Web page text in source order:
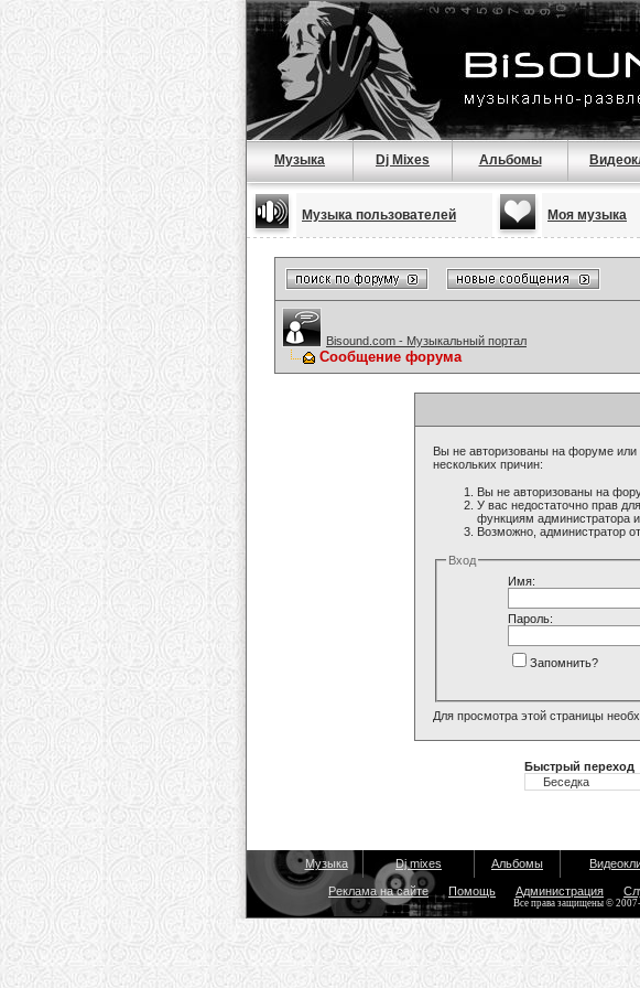
Музыка Dj Mixes Альбомы
Музыка пользователей Моя музыка
Bisound.com - Музыкальный портал
Сообщение форума
Вы не авторизованы на форуме или
нескольких причин:
Вы не авторизованы на
У вас недостаточно прав
функциям администратора
Возможно, администратор
Вход
Имя:
Пароль:
Запомнить?
Для просмотра этой страницы
Быстрый переход
Музыка Dj mixes Альбомы
Реклама на сайте Помощь Администрация
Все права защищены ©